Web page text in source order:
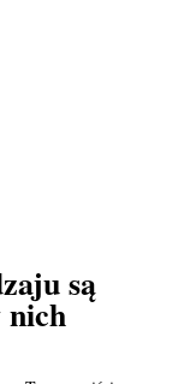
są
nich